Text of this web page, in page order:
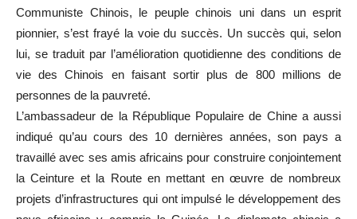
Communiste Chinois, le peuple chinois uni dans un esprit
pionnier, s’est frayé la voie du succès. Un succès qui, selon
lui, se traduit par l’amélioration quotidienne des conditions de
vie des Chinois en faisant sortir plus de 800 millions de
personnes de la pauvreté.
L’ambassadeur de la République Populaire de Chine a aussi
indiqué qu’au cours des 10 dernières années, son pays a
travaillé avec ses amis africains pour construire conjointement
la Ceinture et la Route en mettant en œuvre de nombreux
projets d’infrastructures qui ont impulsé le développement des